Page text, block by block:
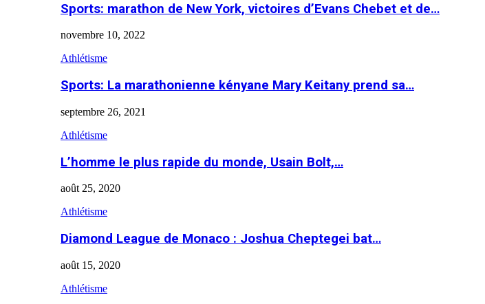
Sports: marathon de New York, victoires d’Evans Chebet et de…
novembre 10, 2022
Athlétisme
Sports: La marathonienne kényane Mary Keitany prend sa…
septembre 26, 2021
Athlétisme
L’homme le plus rapide du monde, Usain Bolt,…
août 25, 2020
Athlétisme
Diamond League de Monaco : Joshua Cheptegei bat…
août 15, 2020
Athlétisme